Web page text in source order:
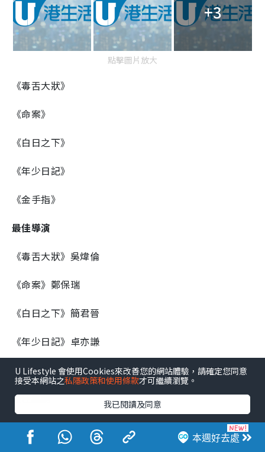
+3
點擊圖片放大
《毒舌大狀》
《命案》
《白日之下》
《年少日記》
《金手指》
最佳導演
《毒舌大狀》吳煒倫
《命案》鄭保瑞
《白日之下》簡君晉
《年少日記》卓亦謙
《金手指》莊文強
最佳編劇
《毒舌大狀》吳煒倫 張雲青 林偉文
本週好去處
U Lifestyle 會使用Cookies來改善您的網站體驗，請確定您同意
接受本網站之私隱政策和使用條款才可繼續瀏覽。
我已閱讀及同意